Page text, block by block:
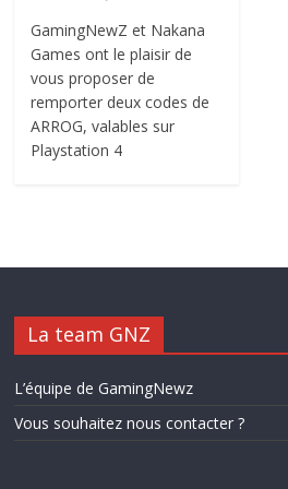
GamingNewZ et Nakana
Games ont le plaisir de
vous proposer de
remporter deux codes de
ARROG, valables sur
Playstation 4
La team GNZ
L’équipe de GamingNewz
Vous souhaitez nous contacter ?